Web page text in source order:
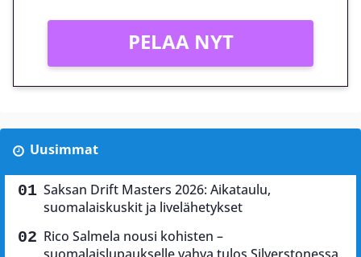
PELAA NYT
Uusimmat
Saksan Drift Masters 2026: Aikataulu,
suomalaiskuskit ja livelähetykset
Rico Salmela nousi kohisten –